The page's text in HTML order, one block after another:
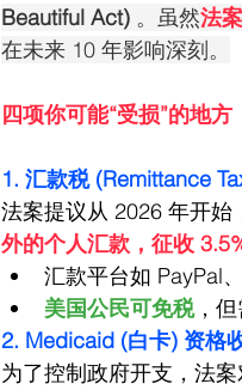
Beautiful Act) 。虽然法
在未来 10 年影响深刻。
四项你可能“受损”的地方
1. 汇款税 (Remittance
法案提议从 2026 年开始
外的个人汇款，征收
汇款平台如 PayPal
美国公民可免税，
2. Medicaid (白卡) 资格
为了控制政府开支，法